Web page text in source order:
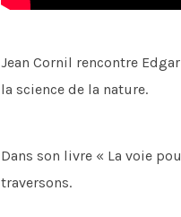
Jean Cornil rencontre
la science de la nature.
Dans son livre « La voie
traversons.